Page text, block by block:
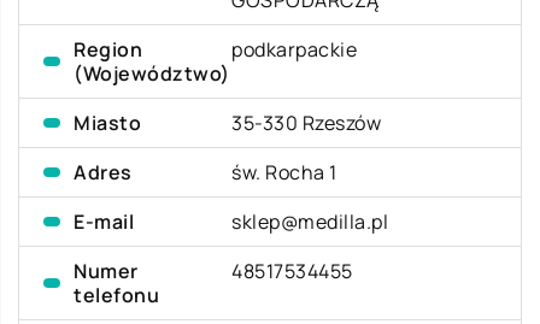
Region
(Województwo)
podkarpackie
Miasto
35-330 Rzeszów
Adres
św. Rocha 1
E-mail
sklep@medilla.pl
Numer
telefonu
48517534455